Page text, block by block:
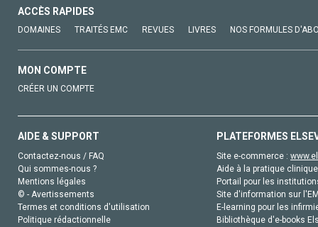
ACCÈS RAPIDES
DOMAINES TRAITÉS EMC REVUES LIVRES NOS FORMULES
MON COMPTE
CRÉER UN COMPTE
AIDE & SUPPORT
Contactez-nous / FAQ
Qui sommes-nous ?
Mentions légales
© - Avertissements
Termes et conditions d'utilisation
Politique rédactionnelle
PLATEFORMES
Site e-commerce :
Aide à la pratique
Portail pour les
Site d'information sur
E-learning pour les
Bibliothèque d'e-books